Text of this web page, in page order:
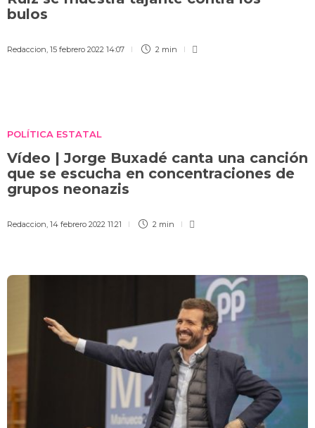
bulos
Redaccion 15 febrero 2022 14:07 2 min
POLÍTICA ESTATAL
Vídeo | Jorge Buxadé canta una canción
que se escucha en concentraciones de
grupos neonazis
Redaccion 14 febrero 2022 11:21 2 min